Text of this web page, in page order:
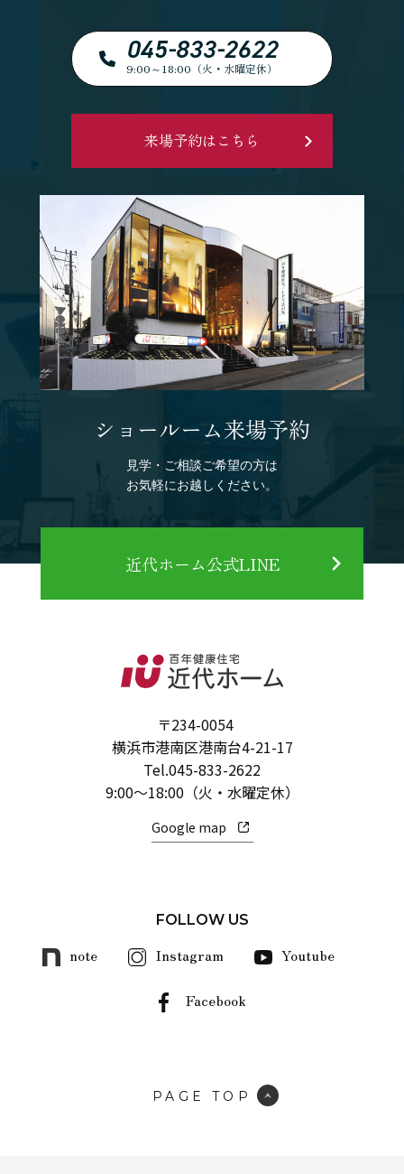
045-833-2622
9:00～18:00（火・水曜定休）
来場予約はこちら
ショールーム来場予約
見学・ご相談ご希望の方は
お気軽にお越しください。
近代ホーム公式LINE
〒234-0054
横浜市港南区港南台4-21-17
Tel.045-833-2622
9:00～18:00（火・水曜定休）
Google map
FOLLOW US
note Instagram Youtube
Facebook
PAGE TOP